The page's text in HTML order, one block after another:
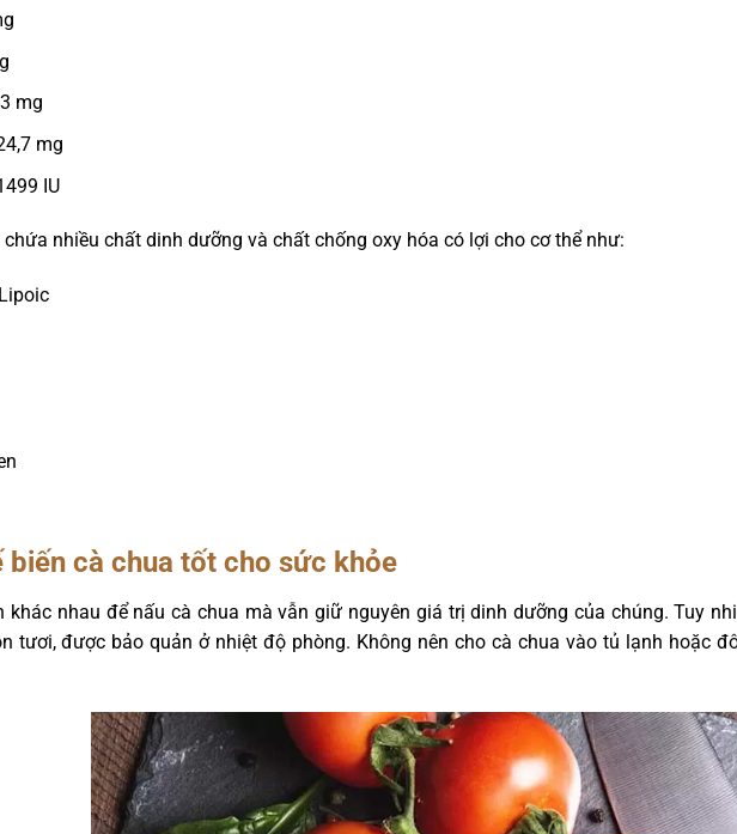
mg
mg
IU
chứa nhiều chất dinh dưỡng và chất chống oxy hóa có lợi cho cơ thể như:
biến cà chua tốt cho sức khỏe
khác nhau để nấu cà chua mà vẫn giữ nguyên giá trị dinh dưỡng của chúng. Tuy
tươi, được bảo quản ở nhiệt độ phòng. Không nên cho cà chua vào tủ lạnh hoặc